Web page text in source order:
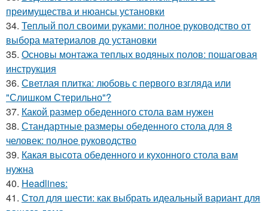
преимущества и нюансы установки
34. Теплый пол своими руками: полное руководство от
выбора материалов до установки
35. Основы монтажа теплых водяных полов: пошаговая
инструкция
36. Светлая плитка: любовь с первого взгляда или
"Слишком Стерильно"?
37. Какой размер обеденного стола вам нужен
38. Стандартные размеры обеденного стола для 8
человек: полное руководство
39. Какая высота обеденного и кухонного стола вам
нужна
40. Headlines:
41. Стол для шести: как выбрать идеальный вариант для